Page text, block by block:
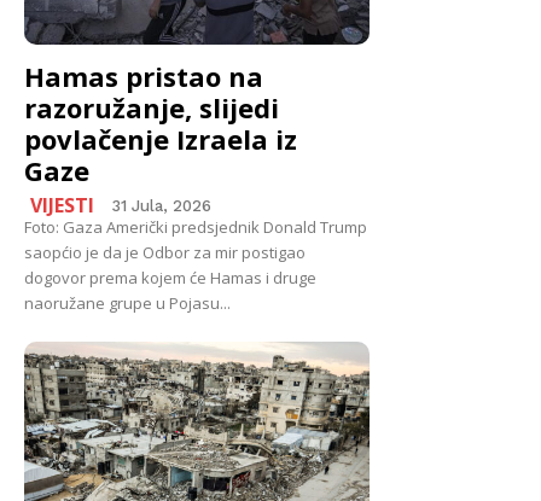
Hamas pristao na
razoružanje, slijedi
povlačenje Izraela iz
Gaze
VIJESTI 31 Jula, 2026
Foto: Gaza Američki predsjednik Donald Trump
saopćio je da je Odbor za mir postigao
dogovor prema kojem će Hamas i druge
naoružane grupe u Pojasu...